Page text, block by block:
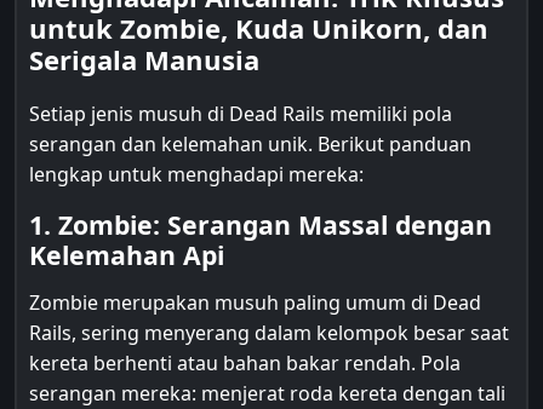
untuk Zombie, Kuda Unikorn, dan
Serigala Manusia
Setiap jenis musuh di Dead Rails memiliki pola
serangan dan kelemahan unik. Berikut panduan
lengkap untuk menghadapi mereka:
1. Zombie: Serangan Massal dengan
Kelemahan Api
Zombie merupakan musuh paling umum di Dead
Rails, sering menyerang dalam kelompok besar saat
kereta berhenti atau bahan bakar rendah. Pola
serangan mereka: menjerat roda kereta dengan tali